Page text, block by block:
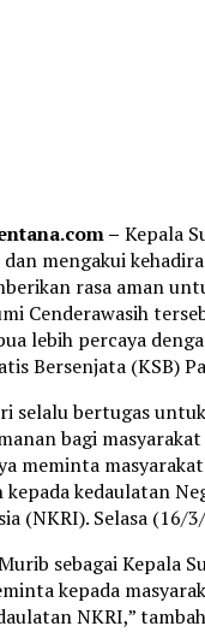
– Kepala
mengakui
rasa aman
Cenderawasih
lebih percaya
Bersenjata (KSB)
selalu bertugas
bagi
meminta
kedaulatan
(NKRI). Selasa (16/
sebagai Kepala
kepada
NKRI,”